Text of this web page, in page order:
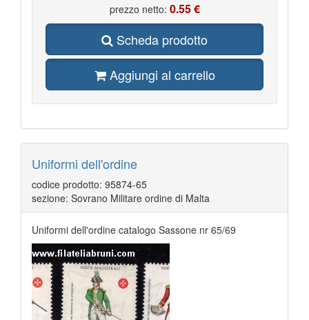
prezzo netto: 0.55 €
Scheda prodotto
Aggiungi al carrello
Uniformi dell'ordine
codice prodotto: 95874-65
sezione: Sovrano Militare ordine di Malta
Uniformi dell'ordine catalogo Sassone nr 65/69